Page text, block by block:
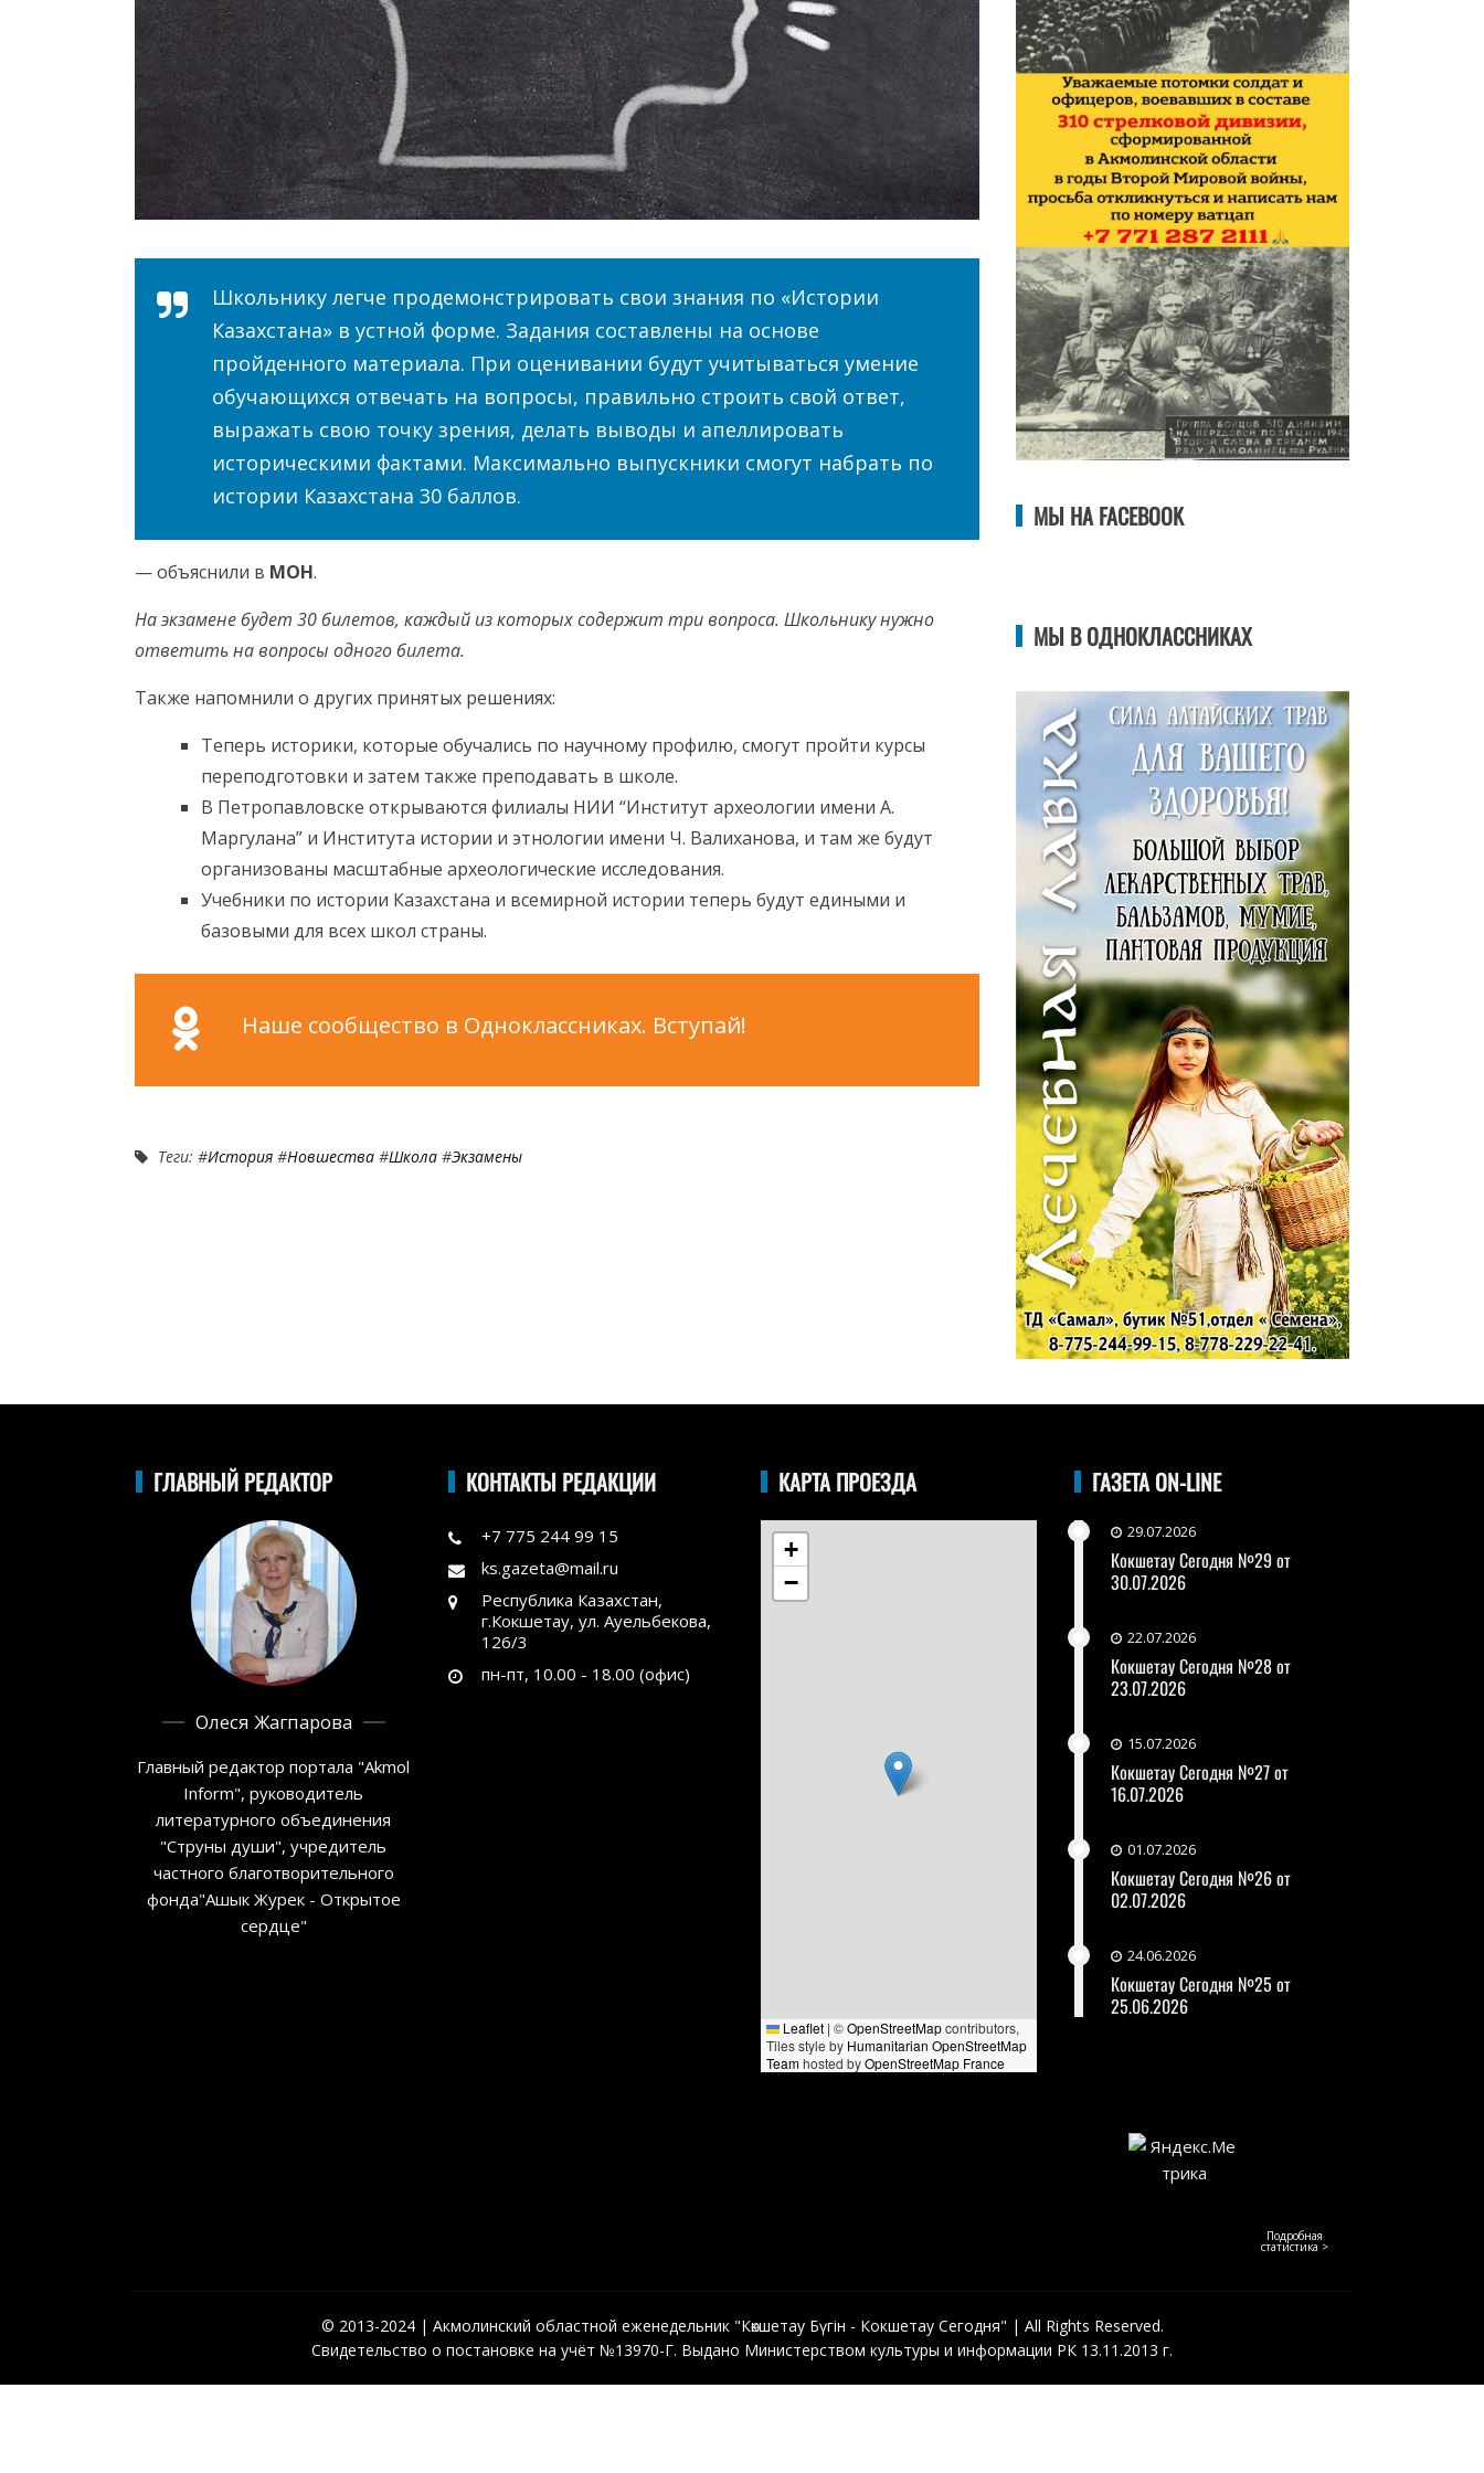
Школьнику легче продемонстрировать свои знания по «Истории
Казахстана» в устной форме. Задания составлены на основе
пройденного материала. При оценивании будут учитываться умение
обучающихся отвечать на вопросы, правильно строить свой ответ,
выражать свою точку зрения, делать выводы и апеллировать
историческими фактами. Максимально выпускники смогут набрать по
истории Казахстана 30 баллов.
— объяснили в МОН.
На экзамене будет 30 билетов, каждый из которых содержит три вопроса. Школьнику нужно
ответить на вопросы одного билета.
Также напомнили о других принятых решениях:
Теперь историки, которые обучались по научному профилю, смогут пройти курсы
переподготовки и затем также преподавать в школе.
В Петропавловске открываются филиалы НИИ “Институт археологии имени А.
Маргулана” и Института истории и этнологии имени Ч. Валиханова, и там же будут
организованы масштабные археологические исследования.
Учебники по истории Казахстана и всемирной истории теперь будут едиными и
базовыми для всех школ страны.
Наше сообщество в Одноклассниках. Вступай!
Теги: #История #Новшества #Школа #Экзамены
МЫ НА FACEBOOK
МЫ В ОДНОКЛАССНИКАХ
ГЛАВНЫЙ РЕДАКТОР
Олеся Жагпарова
Главный редактор портала "Akmol
Inform", руководитель
литературного объединения
"Струны души", учредитель
частного благотворительного
фонда"Ашык Журек - Открытое
сердце"
КОНТАКТЫ РЕДАКЦИИ
+7 775 244 99 15
ks.gazeta@mail.ru
Республика Казахстан,
г.Кокшетау, ул. Ауельбекова,
126/3
пн-пт, 10.00 - 18.00 (офис)
КАРТА ПРОЕЗДА
+
−
Leaflet | ©OpenStreetMapcontributors,
Tiles style by Humanitarian OpenStreetMap
Teamhosted byOpenStreetMap France
ГАЗЕТА ON-LINE
29.07.2026
Кокшетау Сегодня №29 от
30.07.2026
22.07.2026
Кокшетау Сегодня №28 от
23.07.2026
15.07.2026
Кокшетау Сегодня №27 от
16.07.2026
01.07.2026
Кокшетау Сегодня №26 от
02.07.2026
24.06.2026
Кокшетау Сегодня №25 от
25.06.2026
Подробная
статистика >
© 2013-2024 | Акмолинский областной еженедельник "Көкшетау Бүгін - Кокшетау Сегодня" | All Rights Reserved.
Свидетельство о постановке на учёт №13970-Г. Выдано Министерством культуры и информации РК 13.11.2013 г.